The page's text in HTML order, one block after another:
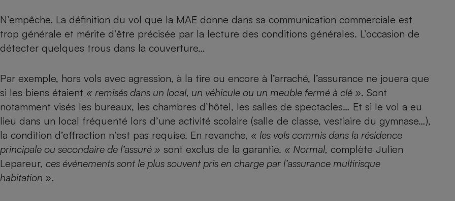
N’empêche. La définition du vol que la MAE donne dans sa communication commerciale est
trop générale et mérite d’être précisée par la lecture des conditions générales. L’occasion de
détecter quelques trous dans la couverture…
Par exemple, hors vols avec agression, à la tire ou encore à l’arraché, l’assurance ne jouera que
si les biens étaient « remisés dans un local, un véhicule ou un meuble fermé à clé ». Sont
notamment visés les bureaux, les chambres d’hôtel, les salles de spectacles… Et si le vol a eu
lieu dans un local fréquenté lors d’une activité scolaire (salle de classe, vestiaire du gymnase…),
la condition d’effraction n’est pas requise. En revanche, « les vols commis dans la résidence
principale ou secondaire de l’assuré » sont exclus de la garantie. « Normal, complète Julien
Lepareur, ces événements sont le plus souvent pris en charge par l’assurance multirisque
habitation ».
Climatiseur -
Cafetière à expressos Réfrigérateur
Antivirus